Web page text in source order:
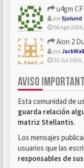
u4gm CFB
porSjolund
06 Ago
Aion 2
por
30 Jul 2026,
AVISO
Esta comunidad de
guarda relación
matriz Stellantis.
Los mensajes
usuarios que las
responsables de